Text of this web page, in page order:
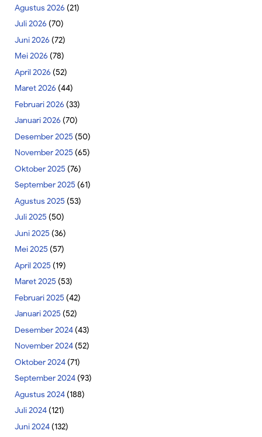
Agustus 2026 (21)
Juli 2026 (70)
Juni 2026 (72)
Mei 2026 (78)
April 2026 (52)
Maret 2026 (44)
Februari 2026 (33)
Januari 2026 (70)
Desember 2025 (50)
November 2025 (65)
Oktober 2025 (76)
September 2025 (61)
Agustus 2025 (53)
Juli 2025 (50)
Juni 2025 (36)
Mei 2025 (57)
April 2025 (19)
Maret 2025 (53)
Februari 2025 (42)
Januari 2025 (52)
Desember 2024(43)
November 2024(52)
Oktober 2024(71)
September 2024(93)
Agustus 2024(188)
Juli 2024(121)
Juni 2024(132)